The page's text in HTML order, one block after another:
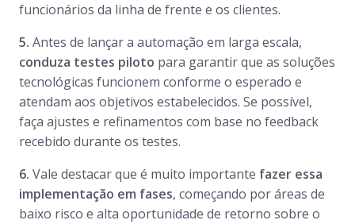
funcionários da linha de frente e os clientes.
5. Antes de lançar a automação em larga escala,
conduza testes piloto para garantir que as soluções
tecnológicas funcionem conforme o esperado e
atendam aos objetivos estabelecidos. Se possível,
faça ajustes e refinamentos com base no feedback
recebido durante os testes.
6. Vale destacar que é muito importante fazer essa
implementação em fases, começando por áreas de
baixo risco e alta oportunidade de retorno sobre o